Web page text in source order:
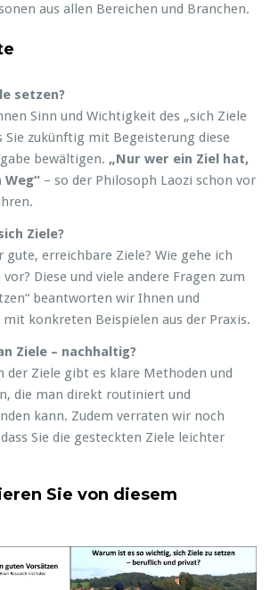
aus allen Bereichen und Branchen.
setzen?
Sinn und Wichtigkeit des „sich Ziele
Sie zukünftig mit Begeisterung diese
bewältigen. „Nur wer ein Ziel hat,
– so der Philosoph Laozi schon vor
Ziele?
gute, erreichbare Ziele? Wie gehe ich
Diese und viele andere Fragen zum
beantworten wir Ihnen und
konkreten Beispielen aus der Praxis.
Ziele – nachhaltig?
der Ziele gibt es klare Methoden und
die man direkt routiniert und
kann. Zudem verraten wir noch
Sie die gesteckten Ziele leichter
Sie von diesem